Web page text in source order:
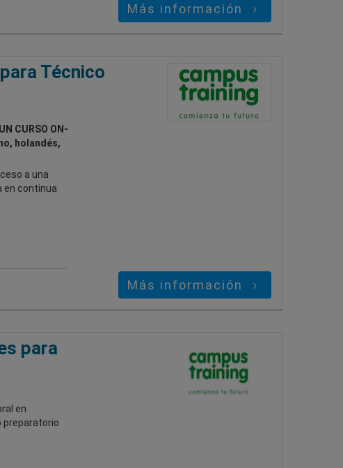
Más información
Técnico
CURSO ON-
holandés,
a una
en continua
Más información
para
en
preparatorio